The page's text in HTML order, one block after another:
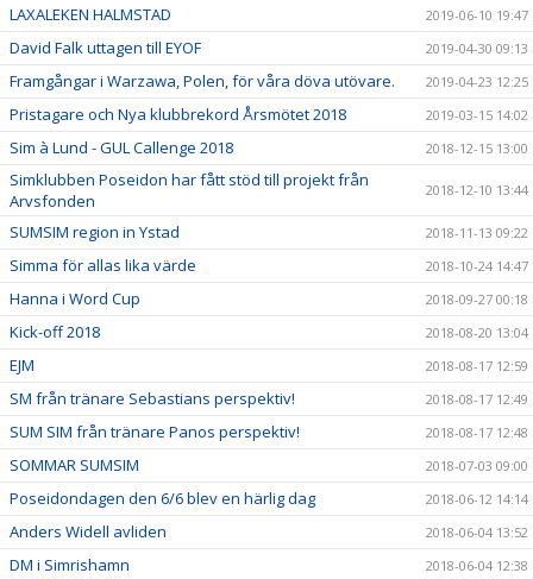
LAXALEKEN HALMSTAD 2019-06-10 19:47
David Falk uttagen till EYOF 2019-04-30 09:13
Framgångar i Warzawa, Polen, för våra döva utövare. 2019-04-23 12:25
Pristagare och Nya klubbrekord Årsmötet 2018 2019-03-15 14:02
Sim à Lund - GUL Callenge 2018 2018-12-15 13:00
Simklubben Poseidon har fått stöd till projekt från
Arvsfonden
2018-12-10 13:44
SUMSIM region in Ystad 2018-11-13 09:22
Simma för allas lika värde 2018-10-24 14:47
Hanna i Word Cup 2018-09-27 00:18
Kick-off 2018 2018-08-20 13:04
EJM 2018-08-17 12:59
SM från tränare Sebastians perspektiv! 2018-08-17 12:49
SUM SIM från tränare Panos perspektiv! 2018-08-17 12:48
SOMMAR SUMSIM 2018-07-03 09:00
Poseidondagen den 6/6 blev en härlig dag 2018-06-12 14:14
Anders Widell avliden 2018-06-04 13:52
DM i Simrishamn 2018-06-04 12:38